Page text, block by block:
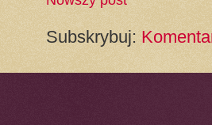
Subskrybuj: